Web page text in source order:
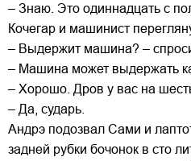
– Знаю. Это одиннадцать с
Кочегар и машинист
– Выдержит машина? –
– Машина может выдержать
– Хорошо. Дров у вас на
– Да, сударь.
Андрэ подозвал Сами и
задней рубки бочонок в сто